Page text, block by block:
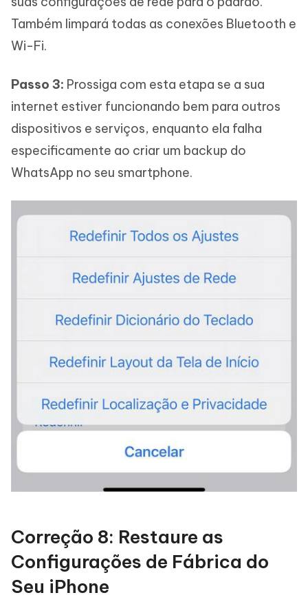
Também limpará todas as conexões Bluetooth e
Wi-Fi.
Passo 3: Prossiga com esta etapa se a sua
internet estiver funcionando bem para outros
dispositivos e serviços, enquanto ela falha
especificamente ao criar um backup do
WhatsApp no seu smartphone.
Correção 8: Restaure as
Configurações de Fábrica do
Seu iPhone